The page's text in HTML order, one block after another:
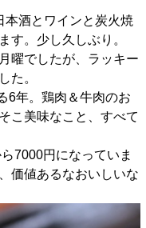
本酒とワインと炭火焼
す。少し久しぶり。
曜でしたが、ラッキー
た。
6年。鶏肉＆牛肉のお
こ美味なこと、すべて
7000円になっていま
価値あるなおいしいな